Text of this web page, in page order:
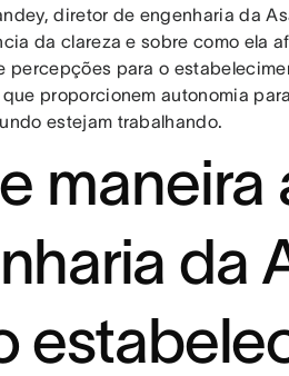
diretor de engenharia da
da clareza e sobre como ela
percepções para o
proporcionem autonomia
estejam trabalhando.
da